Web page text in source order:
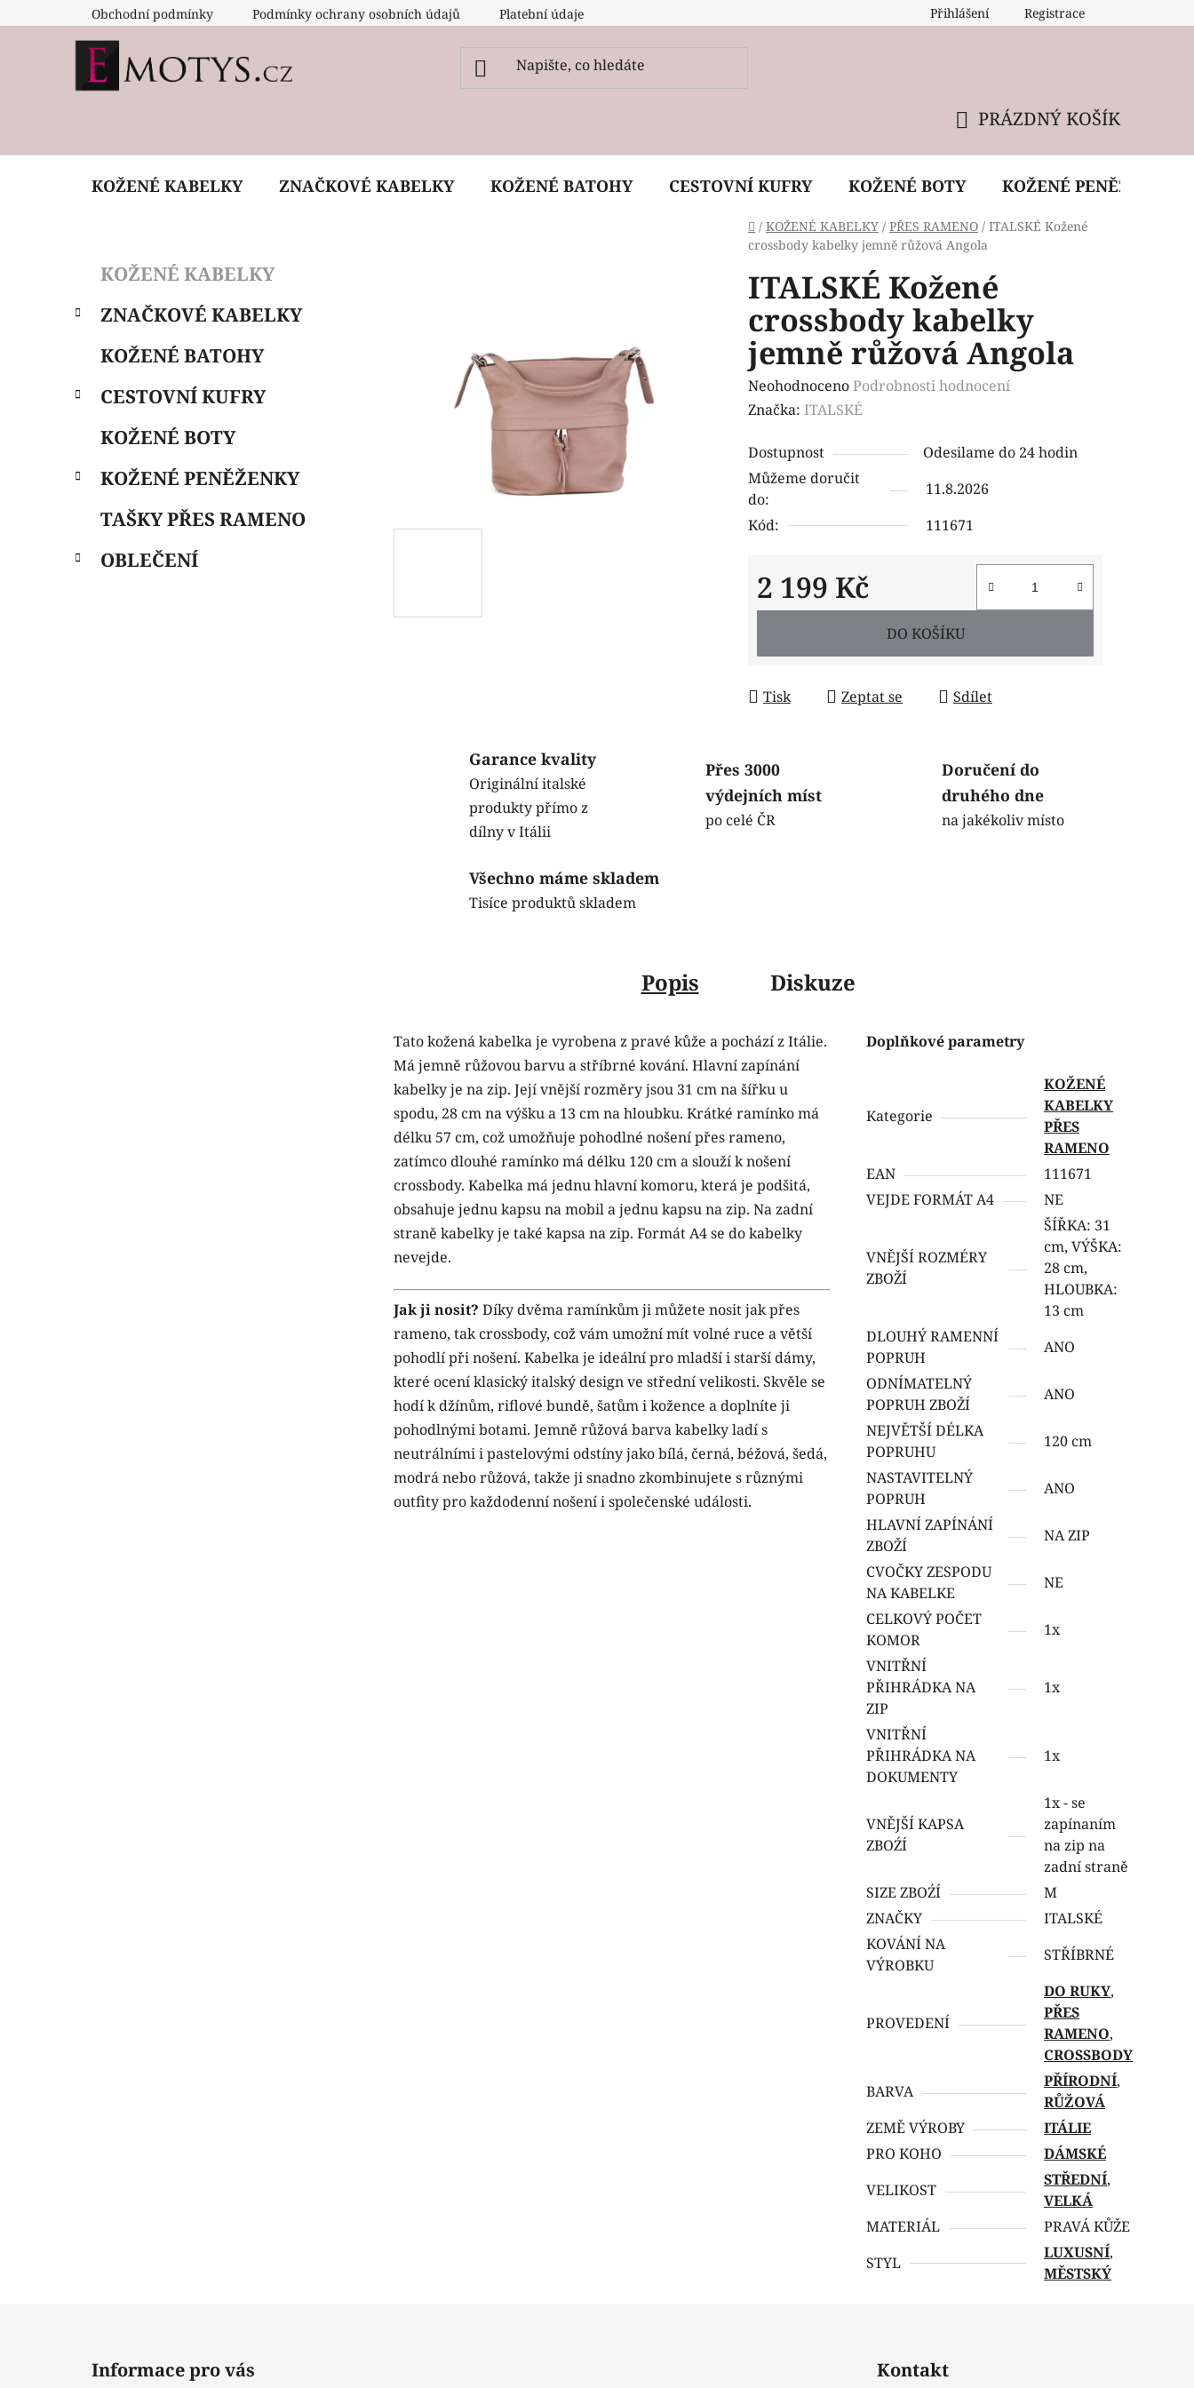
na
Obchodní podmínky Podmínky ochrany osobních údajů Platební údaje Reklamační podmínky
Přihlášení Registrace
KOŠÍK
PRÁZDNÝ KOŠÍK
KOŽENÉ KABELKY ZNAČKOVÉ KABELKY KOŽENÉ BATOHY CESTOVNÍ KUFRY KOŽENÉ BOTY KOŽENÉ PENĚŽENKY
Domů
/ KOŽENÉ KABELKY / PŘES RAMENO / ITALSKÉ Kožené
crossbody kabelky jemně růžová Angola
s
n
p
l
Přeskočit
kategorie
e
i
KOŽENÉ KABELKY
ZNAČKOVÉ KABELKY
KOŽENÉ BATOHY
CESTOVNÍ KUFRY
KOŽENÉ BOTY
KOŽENÉ PENĚŽENKY
TAŠKY PŘES RAMENO
OBLEČENÍ
ITALSKÉ Kožené
crossbody kabelky
jemně růžová Angola
Průměrné
hodnocení
je
0,0
z
5
NeohodnocenoPodrobnosti hodnocení
Značka: ITALSKÉ
Dostupnost
Odesilame do 24 hodin
Můžeme doručit
do:
11.8.2026
Kód:
111671
2 199 Kč
Měrná cena:
DO KOŠÍKU
Tisk Zeptat se Sdílet
Garance kvality
Originální italské
produkty přímo z
dílny v Itálii
Přes 3000
výdejních míst
po celé ČR
Doručení do
druhého dne
na jakékoliv místo
Všechno máme skladem
Tisíce produktů skladem
Popis Diskuze
Tato kožená kabelka je vyrobena z pravé kůže a pochází z Itálie.
Má jemně růžovou barvu a stříbrné kování. Hlavní zapínání
kabelky je na zip. Její vnější rozměry jsou 31 cm na šířku u
spodu, 28 cm na výšku a 13 cm na hloubku. Krátké ramínko má
délku 57 cm, což umožňuje pohodlné nošení přes rameno,
zatímco dlouhé ramínko má délku 120 cm a slouží k nošení
crossbody. Kabelka má jednu hlavní komoru, která je podšitá,
obsahuje jednu kapsu na mobil a jednu kapsu na zip. Na zadní
straně kabelky je také kapsa na zip. Formát A4 se do kabelky
nevejde.
Jak ji nosit? Díky dvěma ramínkům ji můžete nosit jak přes
rameno, tak crossbody, což vám umožní mít volné ruce a větší
pohodlí při nošení. Kabelka je ideální pro mladší i starší dámy,
které ocení klasický italský design ve střední velikosti. Skvěle se
hodí k džínům, riflové bundě, šatům i kožence a doplníte ji
pohodlnými botami. Jemně růžová barva kabelky ladí s
neutrálními i pastelovými odstíny jako bílá, černá, béžová, šedá,
modrá nebo růžová, takže ji snadno zkombinujete s různými
outfity pro každodenní nošení i společenské události.
Doplňkové parametry
Kategorie
KOŽENÉ
KABELKY
PŘES
RAMENO
EAN
111671
VEJDE FORMÁT A4
NE
VNĚJŠÍ ROZMÉRY
ZBOŽÍ
ŠÍŘKA: 31
cm, VÝŠKA:
28 cm,
HLOUBKA:
13 cm
DLOUHÝ RAMENNÍ
POPRUH
ANO
ODNÍMATELNÝ
POPRUH ZBOŽÍ
ANO
NEJVĚTŠÍ DÉLKA
POPRUHU
120 cm
NASTAVITELNÝ
POPRUH
ANO
HLAVNÍ ZAPÍNÁNÍ
ZBOŽÍ
NA ZIP
CVOČKY ZESPODU
NA KABELKE
NE
CELKOVÝ POČET
KOMOR
1x
VNITŘNÍ
PŘIHRÁDKA NA
ZIP
1x
VNITŘNÍ
PŘIHRÁDKA NA
DOKUMENTY
1x
VNĚJŠÍ KAPSA
ZBOŹÍ
1x - se
zapínaním
na zip na
zadní straně
SIZE ZBOŹÍ
M
ZNAČKY
ITALSKÉ
KOVÁNÍ NA
VÝROBKU
STŘÍBRNÉ
PROVEDENÍ
DO RUKY,
PŘES
RAMENO,
CROSSBODY
BARVA
PŘÍRODNÍ,
RŮŽOVÁ
ZEMĚ VÝROBY
ITÁLIE
PRO KOHO
DÁMSKÉ
VELIKOST
STŘEDNÍ,
VELKÁ
MATERIÁL
PRAVÁ KŮŽE
STYL
LUXUSNÍ,
MĚSTSKÝ
Informace pro vás Kontakt